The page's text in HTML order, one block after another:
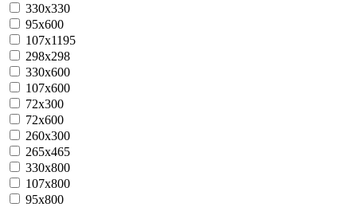
330x330
95x600
107x1195
298x298
330x600
107x600
72x300
72x600
260x300
265x465
330x800
107x800
95x800